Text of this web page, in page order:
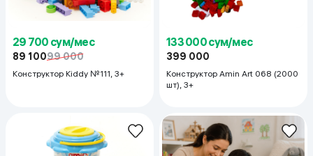
29 700 сум/мес
89 10099 000
Конструктор Kiddy №111, 3+
133 000 сум/мес
399 000
Конструктор Amin Art 068 (2000
шт), 3+